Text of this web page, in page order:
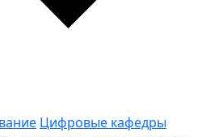
Цифровые кафедры